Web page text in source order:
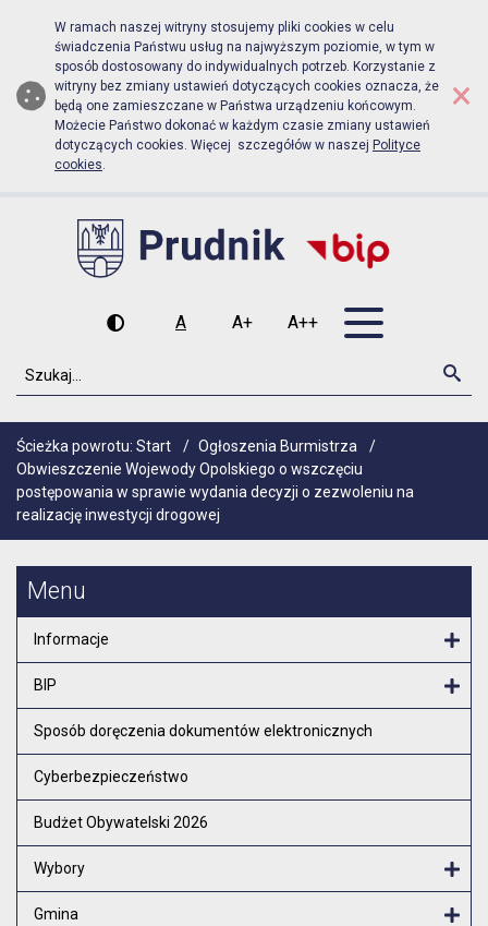
Biuletyn Informacji Publicznej
Przejdź do menu głównego
Przejdź do głównej zawartości
W ramach naszej witryny stosujemy pliki cookies w celu
świadczenia Państwu usług na najwyższym poziomie, w tym w
sposób dostosowany do indywidualnych potrzeb. Korzystanie z
witryny bez zmiany ustawień dotyczących cookies oznacza, że
będą one zamieszczane w Państwa urządzeniu końcowym.
Możecie Państwo dokonać w każdym czasie zmiany ustawień
dotyczących cookies. Więcej szczegółów w naszej Polityce
cookies.
×
Wysoki kontrast
A
Czcionka domyślna
A+
Czcionka średnia
A++
Czcionka duża
Szukaj
Ścieżka powrotu: Start / Ogłoszenia Burmistrza
/
Obwieszczenie Wojewody Opolskiego o wszczęciu
postępowania w sprawie wydania decyzji o zezwoleniu na
realizację inwestycji drogowej
Menu
Informacje
BIP
Sposób doręczenia dokumentów elektronicznych
Cyberbezpieczeństwo
Budżet Obywatelski 2026
Wybory
Gmina